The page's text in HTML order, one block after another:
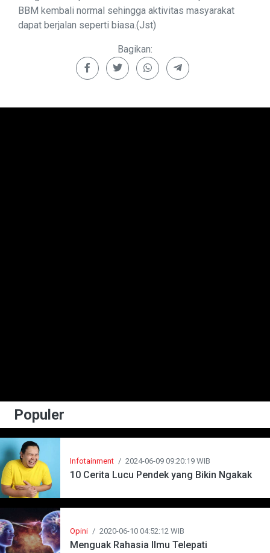
BBM kembali normal sehingga aktivitas masyarakat
dapat berjalan seperti biasa.(Jst)
Bagikan:
Populer
Infotainment / 2024-06-09 09:20:19 WIB
10 Cerita Lucu Pendek yang Bikin Ngakak
Opini / 2020-06-10 04:52:12 WIB
Menguak Rahasia Ilmu Telepati